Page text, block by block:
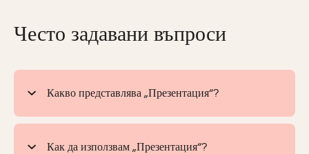
Често задавани въпроси
Какво представлява „Презентация“?
Как да използвам „Презентация“?